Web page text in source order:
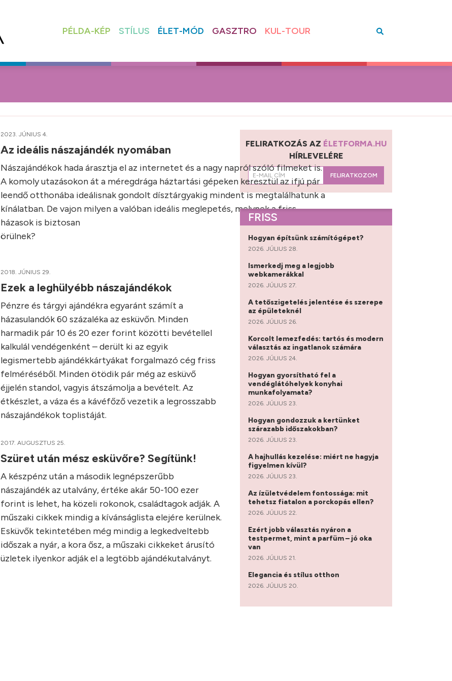
PÉLDA-KÉP STÍLUS ÉLET-MÓD GASZTRO KUL-TOUR
2023. JÚNIUS 4.
Az ideális nászajándék nyomában
Nászajándékok hada árasztja el az internetet és a nagy napról szóló filmeket is.
A komoly utazásokon át a méregdrága háztartási gépeken keresztül az ifjú pár
leendő otthonába ideálisnak gondolt dísztárgyakig mindent is megtalálhatunk a
kínálatban. De vajon milyen a valóban ideális meglepetés, melynek a friss
házasok is biztosan
örülnek?
2018. JÚNIUS 29.
Ezek a leghülyébb nászajándékok
Pénzre és tárgyi ajándékra egyaránt számít a
házasulandók 60 százaléka az esküvőn. Minden
harmadik pár 10 és 20 ezer forint közötti bevétellel
kalkulál vendégenként – derült ki az egyik
legismertebb ajándékkártyákat forgalmazó cég friss
felméréséből. Minden ötödik pár még az esküvő
éjjelén standol, vagyis átszámolja a bevételt. Az
étkészlet, a váza és a kávéfőző vezetik a legrosszabb
nászajándékok toplistáját.
2017. AUGUSZTUS 25.
Szüret után mész esküvőre? Segítünk!
A készpénz után a második legnépszerűbb
nászajándék az utalvány, értéke akár 50-100 ezer
forint is lehet, ha közeli rokonok, családtagok adják. A
műszaki cikkek mindig a kívánságlista elejére kerülnek.
Esküvők tekintetében még mindig a legkedveltebb
időszak a nyár, a kora ősz, a műszaki cikkeket árusító
üzletek ilyenkor adják el a legtöbb ajándékutalványt.
FELIRATKOZÁS AZ ÉLETFORMA.HU
HÍRLEVELÉRE
FELIRATKOZOM
FRISS
Hogyan építsünk számítógépet?
2026. JÚLIUS 28.
Ismerkedj meg a legjobb
webkamerákkal
2026. JÚLIUS 27.
A tetőszigetelés jelentése és szerepe
az épületeknél
2026. JÚLIUS 26.
Korcolt lemezfedés: tartós és modern
választás az ingatlanok számára
2026. JÚLIUS 24.
Hogyan gyorsítható fel a
vendéglátóhelyek konyhai
munkafolyamata?
2026. JÚLIUS 23.
Hogyan gondozzuk a kertünket
szárazabb időszakokban?
2026. JÚLIUS 23.
A hajhullás kezelése: miért ne hagyja
figyelmen kívül?
2026. JÚLIUS 23.
Az ízületvédelem fontossága: mit
tehetsz fiatalon a porckopás ellen?
2026. JÚLIUS 22.
Ezért jobb választás nyáron a
testpermet, mint a parfüm – jó oka
van
2026. JÚLIUS 21.
Elegancia és stílus otthon
2026. JÚLIUS 20.